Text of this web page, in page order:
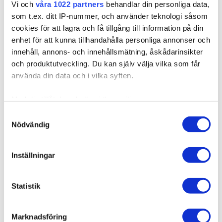
Vi och våra 1022 partners behandlar din personliga data,
som t.ex. ditt IP-nummer, och använder teknologi såsom
cookies för att lagra och få tillgång till information på din
enhet för att kunna tillhandahålla personliga annonser och
innehåll, annons- och innehållsmätning, åskådarinsikter
och produktutveckling. Du kan själv välja vilka som får
använda din data och i vilka syften.
kan ha en noggrannhet på upp till flera meter
Ta reda på mer om hur dina personliga uppgifter
Du kan ändra eller dra tillbaka ditt samtycke när som
Nödvändig
Inställningar
Statistik
Marknadsföring
LÄGG I VARUKORGEN
Produktbeskrivning
Relaterade produkter